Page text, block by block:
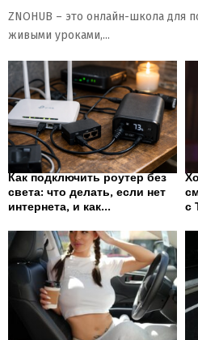
ZNOHUB – это онлайн-школа для
живыми уроками,...
Как подключить роутер без
света: что делать, если нет
интернета, и как...
с